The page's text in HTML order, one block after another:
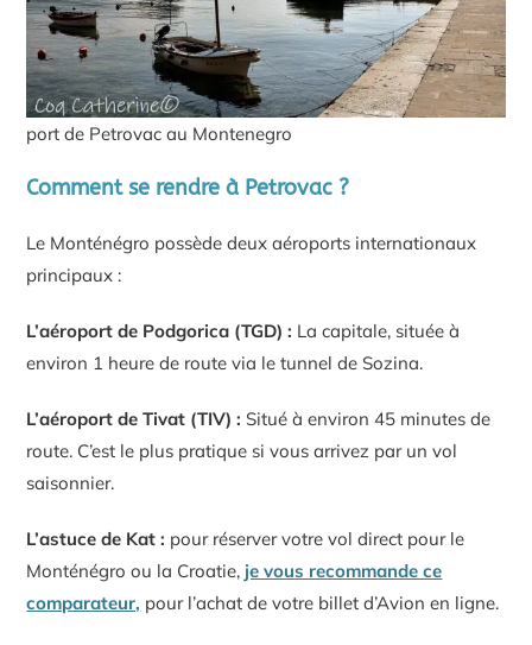
port de Petrovac au Montenegro
Comment se rendre à Petrovac ?
Le Monténégro possède deux aéroports internationaux
principaux :
L’aéroport de Podgorica (TGD) : La capitale, située à
environ 1 heure de route via le tunnel de Sozina.
L’aéroport de Tivat (TIV) : Situé à environ 45 minutes de
route. C’est le plus pratique si vous arrivez par un vol
saisonnier.
L’astuce de Kat : pour réserver votre vol direct pour le
Monténégro ou la Croatie, je vous recommande ce
comparateur, pour l’achat de votre billet d’Avion en ligne.